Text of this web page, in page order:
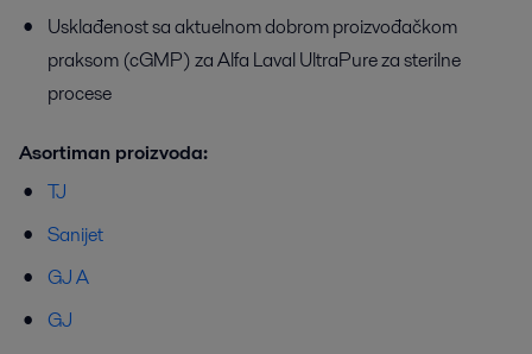
Usklađenost sa aktuelnom dobrom proizvođačkom
praksom (cGMP) za Alfa Laval UltraPure za sterilne
procese
Asortiman proizvoda:
TJ
Sanijet
GJ A
GJ